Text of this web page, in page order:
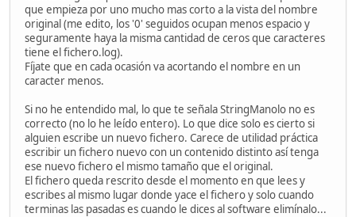
que empieza por uno mucho mas corto a la vista del nombre
original (me edito, los '0' seguidos ocupan menos espacio y
seguramente haya la misma cantidad de ceros que caracteres
tiene el fichero.log).
Fíjate que en cada ocasión va acortando el nombre en un
caracter menos.
Si no he entendido mal, lo que te señala StringManolo no es
correcto (no lo he leído entero). Lo que dice solo es cierto si
alguien escribe un nuevo fichero. Carece de utilidad práctica
escribir un fichero nuevo con un contenido distinto así tenga
ese nuevo fichero el mismo tamaño que el original.
El fichero queda rescrito desde el momento en que lees y
escribes al mismo lugar donde yace el fichero y solo cuando
terminas las pasadas es cuando le dices al software elimínalo...